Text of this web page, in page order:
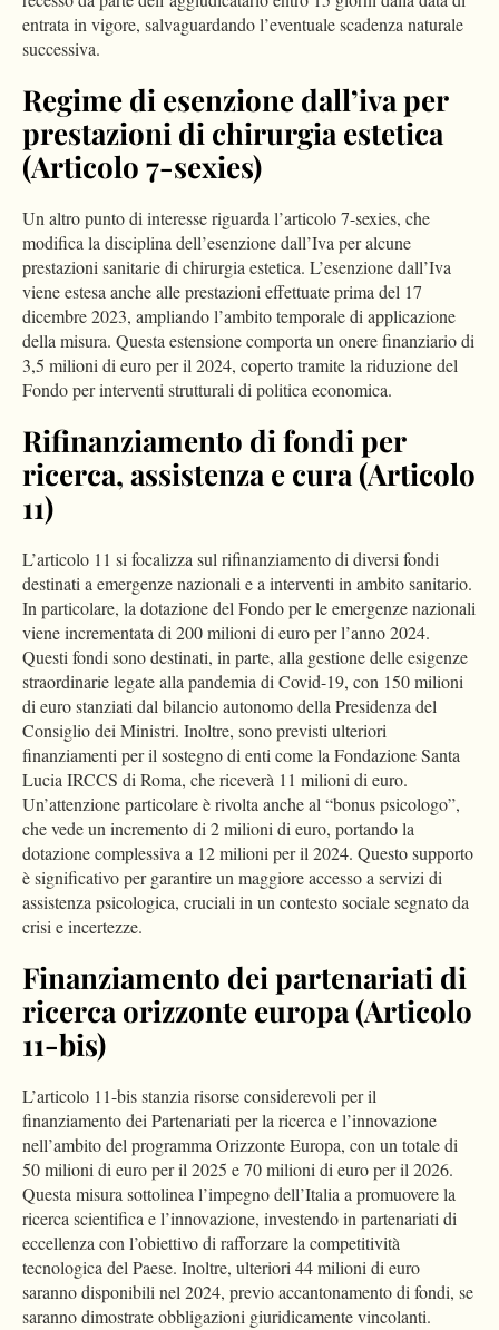
entrata in vigore, salvaguardando l’eventuale scadenza naturale
successiva.
Regime di esenzione dall’iva per
prestazioni di chirurgia estetica
(Articolo 7-sexies)
Un altro punto di interesse riguarda l’articolo 7-sexies, che
modifica la disciplina dell’esenzione dall’Iva per alcune
prestazioni sanitarie di chirurgia estetica. L’esenzione dall’Iva
viene estesa anche alle prestazioni effettuate prima del 17
dicembre 2023, ampliando l’ambito temporale di applicazione
della misura. Questa estensione comporta un onere finanziario di
3,5 milioni di euro per il 2024, coperto tramite la riduzione del
Fondo per interventi strutturali di politica economica.
Rifinanziamento di fondi per
ricerca, assistenza e cura (Articolo
11)
L’articolo 11 si focalizza sul rifinanziamento di diversi fondi
destinati a emergenze nazionali e a interventi in ambito sanitario.
In particolare, la dotazione del Fondo per le emergenze nazionali
viene incrementata di 200 milioni di euro per l’anno 2024.
Questi fondi sono destinati, in parte, alla gestione delle esigenze
straordinarie legate alla pandemia di Covid-19, con 150 milioni
di euro stanziati dal bilancio autonomo della Presidenza del
Consiglio dei Ministri. Inoltre, sono previsti ulteriori
finanziamenti per il sostegno di enti come la Fondazione Santa
Lucia IRCCS di Roma, che riceverà 11 milioni di euro.
Un’attenzione particolare è rivolta anche al “bonus psicologo”,
che vede un incremento di 2 milioni di euro, portando la
dotazione complessiva a 12 milioni per il 2024. Questo supporto
è significativo per garantire un maggiore accesso a servizi di
assistenza psicologica, cruciali in un contesto sociale segnato da
crisi e incertezze.
Finanziamento dei partenariati di
ricerca orizzonte europa (Articolo
11-bis)
L’articolo 11-bis stanzia risorse considerevoli per il
finanziamento dei Partenariati per la ricerca e l’innovazione
nell’ambito del programma Orizzonte Europa, con un totale di
50 milioni di euro per il 2025 e 70 milioni di euro per il 2026.
Questa misura sottolinea l’impegno dell’Italia a promuovere la
ricerca scientifica e l’innovazione, investendo in partenariati di
eccellenza con l’obiettivo di rafforzare la competitività
tecnologica del Paese. Inoltre, ulteriori 44 milioni di euro
saranno disponibili nel 2024, previo accantonamento di fondi, se
saranno dimostrate obbligazioni giuridicamente vincolanti.